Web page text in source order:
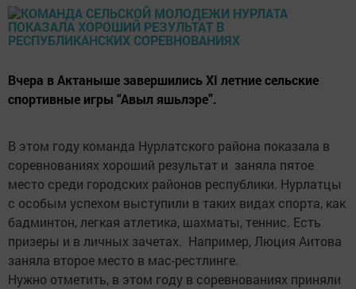
Вчера в Актаныше завершились XI летние сельские
спортивные игры “Авыл яшьлэре”.
В этом году команда Нурлатского района показала в
соревнованиях хороший результат и заняла пятое
место среди городских районов республики. Нурлатцы
с особым успехом выступили в таких видах спорта, как
бадминтон, легкая атлетика, шахматы, теннис. Есть
призеры и в личных зачетах. Например, Люция Аитова
заняла второе место в мас-рестлинге.
Нужно отметить, в этом году в соревнованиях приняли